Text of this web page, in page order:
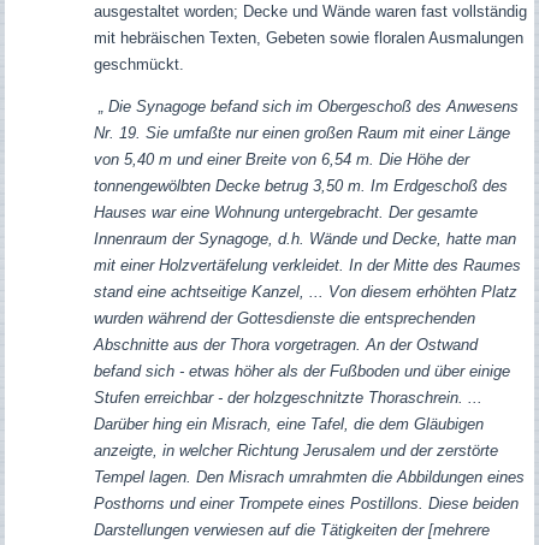
ausgestaltet worden; Decke und Wände waren fast vollständig
mit hebräischen Texten, Gebeten sowie floralen Ausmalungen
geschmückt.
„ Die Synagoge befand sich im Obergeschoß des Anwesens
Nr. 19. Sie umfaßte nur einen großen Raum mit einer Länge
von 5,40 m und einer Breite von 6,54 m. Die Höhe der
tonnengewölbten Decke betrug 3,50 m. Im Erdgeschoß des
Hauses war eine Wohnung untergebracht. Der gesamte
Innenraum der Synagoge, d.h. Wände und Decke, hatte man
mit einer Holzvertäfelung verkleidet. In der Mitte des Raumes
stand eine achtseitige Kanzel, ... Von diesem erhöhten Platz
wurden während der Gottesdienste die entsprechenden
Abschnitte aus der Thora vorgetragen. An der Ostwand
befand sich - etwas höher als der Fußboden und über einige
Stufen erreichbar - der holzgeschnitzte Thoraschrein. ...
Darüber hing ein Misrach, eine Tafel, die dem Gläubigen
anzeigte, in welcher Richtung Jerusalem und der zerstörte
Tempel lagen. Den Misrach umrahmten die Abbildungen eines
Posthorns und einer Trompete eines Postillons. Diese beiden
Darstellungen verwiesen auf die Tätigkeiten der [mehrere